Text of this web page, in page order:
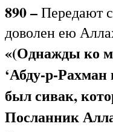
890 –Передают
доволен ею
«(Однажды ко
‘Абду-р-
был сивак,
Посланник